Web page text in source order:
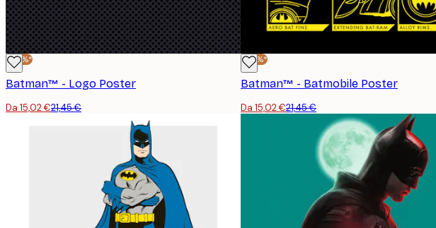
-30%*
Batman™ - Logo Poster
Da 15,02 €21,45 €
-30%*
Batman™ - Batmobile Poster
Da 15,02 €21,45 €